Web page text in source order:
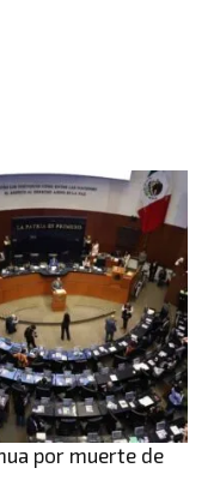
por muerte de